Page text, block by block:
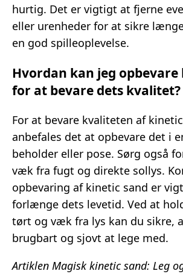
hurtig. Det er vigtigt at fjerne
eller urenheder for at sikre
en god spilleoplevelse.
Hvordan kan jeg
for at bevare dets kvalitet?
For at bevare kvaliteten af
anbefales det at opbevare det i
beholder eller pose. Sørg også
væk fra fugt og direkte sollys.
opbevaring af kinetic sand er
forlænge dets levetid. Ved at
tørt og væk fra lys kan du sikre,
brugbart og sjovt at lege med.
Artiklen Magisk kinetic sand: Leg